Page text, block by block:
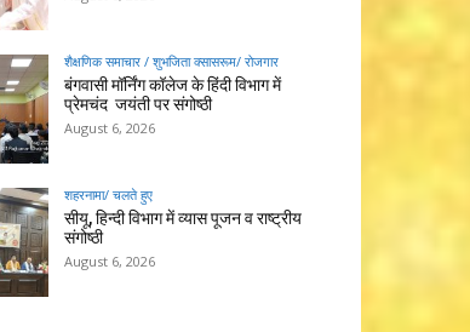
शैक्षणिक समाचार / शुभजिता क्सासरूम/ रोजगार
बंगवासी मॉर्निंग कॉलेज के हिंदी विभाग में
प्रेमचंद जयंती पर संगोष्ठी
August 6, 2026
शहरनामा/ चलते हुए
सीयू, हिन्दी विभाग में व्यास पूजन व राष्ट्रीय
संगोष्ठी
August 6, 2026